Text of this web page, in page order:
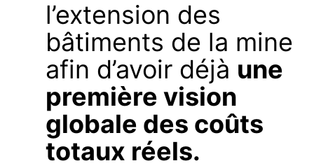
l’extension des
bâtiments de la mine
afin d’avoir déjà une
première vision
globale des coûts
totaux réels.